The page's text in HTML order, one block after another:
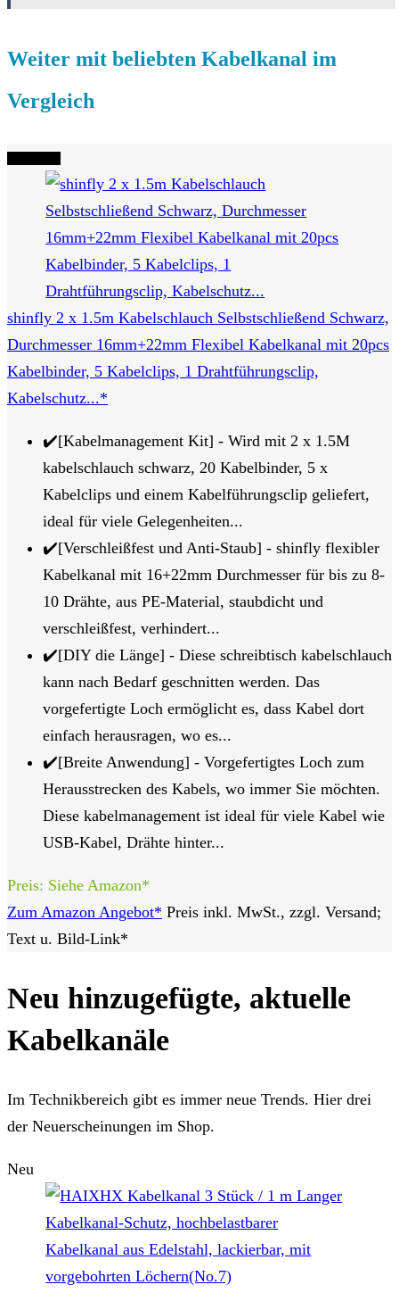
Weiter mit beliebten Kabelkanal im
Vergleich
shinfly 2 x 1.5m Kabelschlauch Selbstschließend Schwarz,
Durchmesser 16mm+22mm Flexibel Kabelkanal mit 20pcs
Kabelbinder, 5 Kabelclips, 1 Drahtführungsclip,
Kabelschutz...*
✔️[Kabelmanagement Kit] - Wird mit 2 x 1.5M
kabelschlauch schwarz, 20 Kabelbinder, 5 x
Kabelclips und einem Kabelführungsclip geliefert,
ideal für viele Gelegenheiten...
✔️[Verschleißfest und Anti-Staub] - shinfly flexibler
Kabelkanal mit 16+22mm Durchmesser für bis zu 8-
10 Drähte, aus PE-Material, staubdicht und
verschleißfest, verhindert...
✔️[DIY die Länge] - Diese schreibtisch kabelschlauch
kann nach Bedarf geschnitten werden. Das
vorgefertigte Loch ermöglicht es, dass Kabel dort
einfach herausragen, wo es...
✔️[Breite Anwendung] - Vorgefertigtes Loch zum
Herausstrecken des Kabels, wo immer Sie möchten.
Diese kabelmanagement ist ideal für viele Kabel wie
USB-Kabel, Drähte hinter...
Preis: Siehe Amazon*
Zum Amazon Angebot* Preis inkl. MwSt., zzgl. Versand;
Text u. Bild-Link*
Neu hinzugefügte, aktuelle
Kabelkanäle
Im Technikbereich gibt es immer neue Trends. Hier drei
der Neuerscheinungen im Shop.
Neu